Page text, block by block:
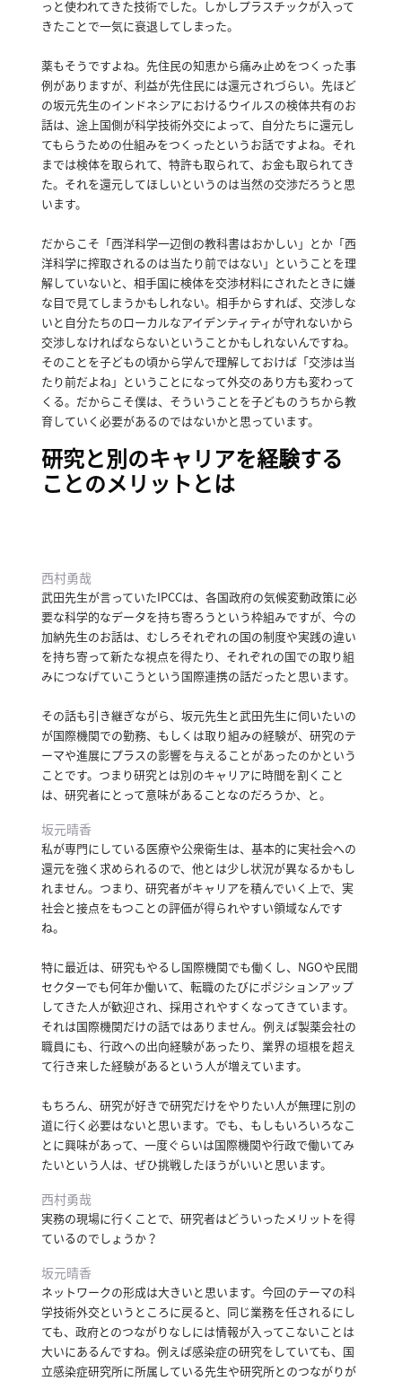
っと使われてきた技術でした。 しかしプラスチックが入って
きたことで一気に衰退してしまった。
薬もそうですよね。 先住民の知恵から痛み止めをつくった事
例がありますが、利益が先住民には還元されづらい。 先ほど
の坂元先生のインドネシアにおけるウイルスの検体共有のお
話は、途上国側が科学技術外交によって、自分たちに還元し
てもらうための仕組みをつくったというお話ですよね。 それ
までは検体を取られて、特許も取られて、お金も取られてき
た。 それを還元してほしいというのは当然の交渉だろうと思
います。
だからこそ「西洋科学一辺倒の教科書はおかしい」とか「西
洋科学に搾取されるのは当たり前ではない」ということを理
解していないと、相手国に検体を交渉材料にされたときに嫌
な目で見てしまうかもしれない。 相手からすれば、交渉しな
いと自分たちのローカルなアイデンティティが守れないから
交渉しなければならないということかもしれないんですね。
そのことを子どもの頃から学んで理解しておけば「交渉は当
たり前だよね」ということになって外交のあり方も変わって
くる。 だからこそ僕は、そういうことを子どものうちから教
育していく必要があるのではないかと思っています。
研究と別のキャリアを経験する
ことのメリットとは
西村勇哉
武田先生が言っていたIPCCは、各国政府の気候変動政策に必
要な科学的なデータを持ち寄ろうという枠組みですが、今の
加納先生のお話は、むしろそれぞれの国の制度や実践の違い
を持ち寄って新たな視点を得たり、それぞれの国での取り組
みにつなげていこうという国際連携の話だったと思います。
その話も引き継ぎながら、坂元先生と武田先生に伺いたいの
が国際機関での勤務、もしくは取り組みの経験が、研究のテ
ーマや進展にプラスの影響を与えることがあったのかという
ことです。 つまり研究とは別のキャリアに時間を割くこと
は、研究者にとって意味があることなのだろうか、と。
坂元晴香
私が専門にしている医療や公衆衛生は、基本的に実社会への
還元を強く求められるので、他とは少し状況が異なるかもし
れません。 つまり、研究者がキャリアを積んでいく上で、実
社会と接点をもつことの評価が得られやすい領域なんです
ね。
特に最近は、研究もやるし国際機関でも働くし、NGOや民間
セクターでも何年か働いて、転職のたびにポジションアップ
してきた人が歓迎され、採用されやすくなってきています。
それは国際機関だけの話ではありません。 例えば製薬会社の
職員にも、行政への出向経験があったり、業界の垣根を超え
て行き来した経験があるという人が増えています。
もちろん、研究が好きで研究だけをやりたい人が無理に別の
道に行く必要はないと思います。 でも、もしもいろいろなこ
とに興味があって、一度ぐらいは国際機関や行政で働いてみ
たいという人は、ぜひ挑戦したほうがいいと思います。
西村勇哉
実務の現場に行くことで、研究者はどういったメリットを得
ているのでしょうか？
坂元晴香
ネットワークの形成は大きいと思います。 今回のテーマの科
学技術外交というところに戻ると、同じ業務を任されるにし
ても、政府とのつながりなしには情報が入ってこないことは
大いにあるんですね。 例えば感染症の研究をしていても、国
立感染症研究所に所属している先生や研究所とのつながりが